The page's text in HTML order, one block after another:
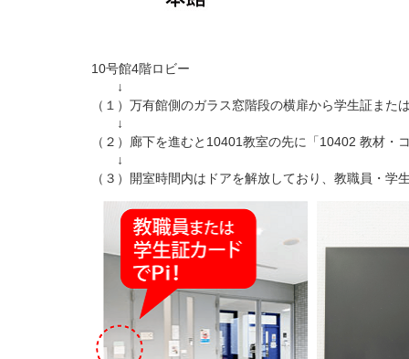
10号館4階ロビー
↓
（１）万有館側のガラス窓階段の横扉から学生証ま
↓
（２）廊下を進むと10401教室の先に「10402 教材
↓
（３）開室時間内はドアを解放しており、教職員・